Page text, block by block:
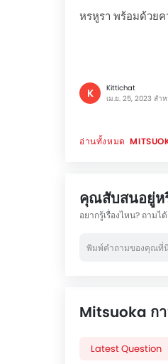
หรหูรา พร้อมด้วย
K
Kittichat
เม.ย. 25, 2023 สำ
คุณสับสนอยู่ห
อยากรู้เรื่องไหน? ถาม
Mitsuoka ก
Latest Question